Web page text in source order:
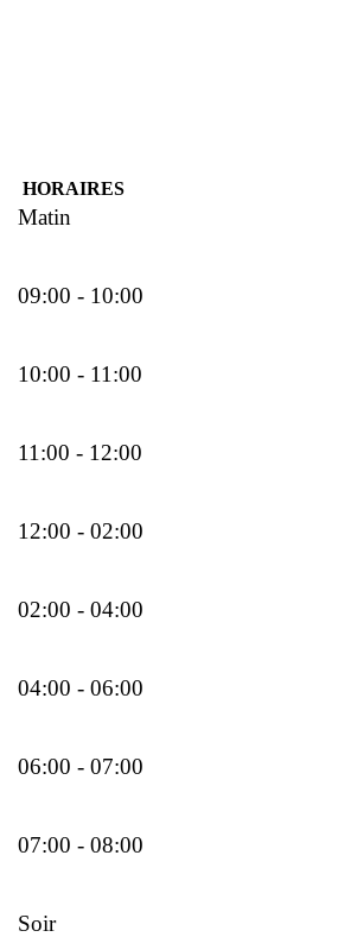
HORAIRES
Matin
09:00 - 10:00
10:00 - 11:00
11:00 - 12:00
12:00 - 02:00
02:00 - 04:00
04:00 - 06:00
06:00 - 07:00
07:00 - 08:00
Soir